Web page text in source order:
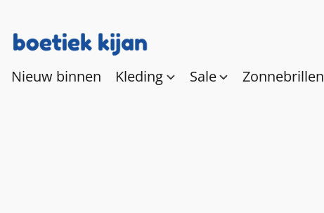
Nieuw binnen Kleding Sale Zonnebrillen